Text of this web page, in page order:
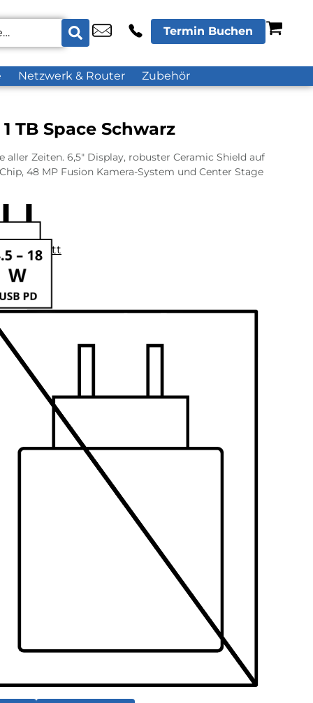
Termin Buchen
Netzwerk & Router Zubehör
TB Space Schwarz
aller Zeiten. 6,5″ Display, robuster Ceramic Shield auf
48 MP Fusion Kamera-System und Center Stage